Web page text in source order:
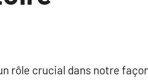
rôle crucial dans notre